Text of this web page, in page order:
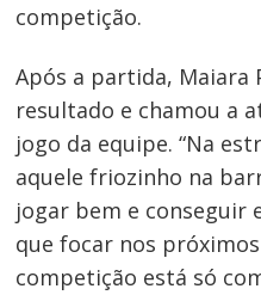
competição.
Após a partida, Maiara
resultado e chamou a
jogo da equipe. “Na
aquele friozinho na
jogar bem e conseguir
que focar nos
competição está só